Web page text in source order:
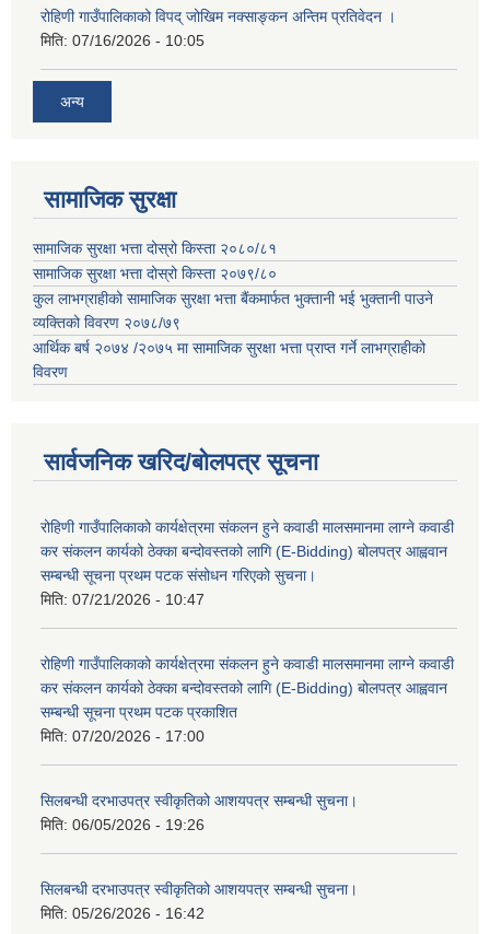
रोहिणी गाउँपालिकाको विपद् जोखिम नक्साङ्कन अन्तिम प्रतिवेदन ।
मिति: 07/16/2026 - 10:05
अन्य
सामाजिक सुरक्षा
सामाजिक सुरक्षा भत्ता दोस्रो किस्ता २०८०/८१
सामाजिक सुरक्षा भत्ता दोस्रो किस्ता २०७९/८०
कुल लाभग्राहीको सामाजिक सुरक्षा भत्ता बैंकमार्फत भुक्तानी भई भुक्तानी पाउने
व्यक्तिको विवरण २०७८/७९
आर्थिक बर्ष २०७४ /२०७५ मा सामाजिक सुरक्षा भत्ता प्राप्त गर्ने लाभग्राहीको
विवरण
सार्वजनिक खरिद/बोलपत्र सूचना
रोहिणी गाउँपालिकाको कार्यक्षेत्रमा संकलन हुने कवाडी मालसमानमा लाग्ने कवाडी
कर संकलन कार्यको ठेक्का बन्दोवस्तको लागि (E-Bidding) बोलपत्र आह्ववान
सम्बन्धी सूचना प्रथम पटक संसोधन गरिएको सुचना।
मिति: 07/21/2026 - 10:47
रोहिणी गाउँपालिकाको कार्यक्षेत्रमा संकलन हुने कवाडी मालसमानमा लाग्ने कवाडी
कर संकलन कार्यको ठेक्का बन्दोवस्तको लागि (E-Bidding) बोलपत्र आह्ववान
सम्बन्धी सूचना प्रथम पटक प्रकाशित
मिति: 07/20/2026 - 17:00
सिलबन्धी दरभाउपत्र स्वीकृतिको आशयपत्र सम्बन्धी सुचना।
मिति: 06/05/2026 - 19:26
सिलबन्धी दरभाउपत्र स्वीकृतिको आशयपत्र सम्बन्धी सुचना।
मिति: 05/26/2026 - 16:42